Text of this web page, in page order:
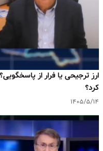
ارز ترجیحی یا فرار از
کرد؟
۱۴۰۵/۵/۱۴